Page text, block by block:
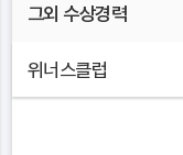
그외 수상경력
위너스클럽